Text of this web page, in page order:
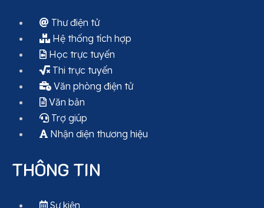
Thư điện tử
Hệ thống tích hợp
Học trực tuyến
Thi trực tuyến
Văn phòng điện tử
Văn bản
Trợ giúp
Nhận diện thương hiệu
THÔNG TIN
Sự kiện